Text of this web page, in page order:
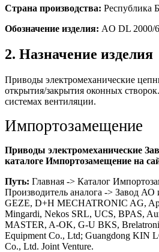
Страна производства: Республика
Обозначение изделия: AO DL 2000/
2. Назначение изделия
Приводы электромеханические
открытия/закрытия оконных
системах вентиляции.
Импортозамещение
Приводы электромеханические
каталоге Импортозамещение на
Путь: Главная -> Каталог
Производитель аналога -> Завод АО
GEZE, D+H MECHATRONIC AG,
Mingardi, Nekos SRL, UCS, BPAS,
MASTER, A-OK, G-U BKS,
Equipment Co., Ltd; Guangdong KIN
Co., Ltd. Joint Venture.